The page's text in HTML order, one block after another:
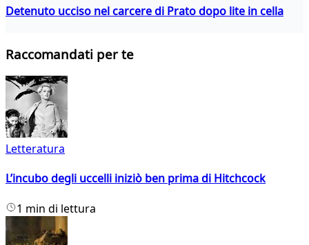
Detenuto ucciso nel carcere di Prato dopo lite in cella
Raccomandati per te
Letteratura
L’incubo degli uccelli iniziò ben prima di Hitchcock
1 min di lettura